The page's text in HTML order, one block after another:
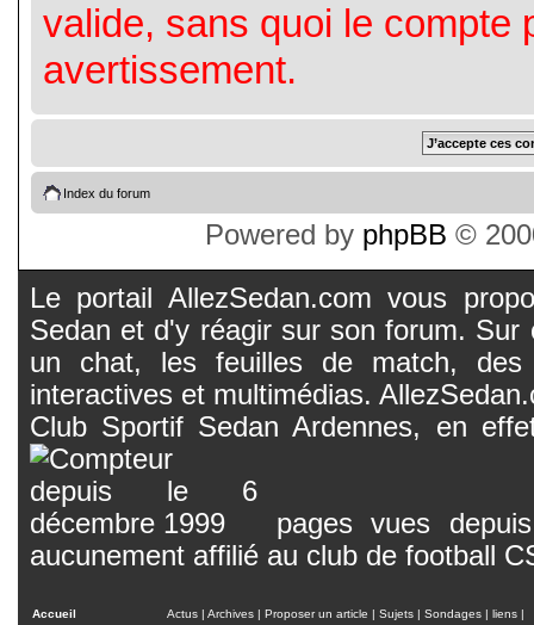
valide, sans quoi le compte
avertissement.
Index du forum
Powered by phpBB ©
Le portail AllezSedan.com vous
Sedan et d'y réagir sur son forum.
un chat, les feuilles de match, des
interactives et multimédias.
Club Sportif Sedan Ardennes, en
pages vues
aucunement affilié au club de football
Accueil Actus | Archives | Proposer un article | Sujets | Sondages | liens |